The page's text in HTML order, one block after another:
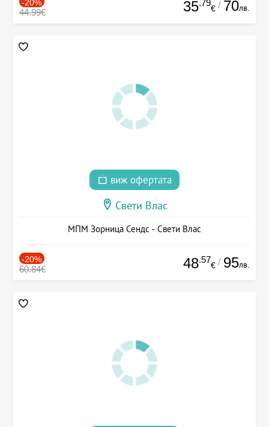
-20%
44.99€ 35.79
€ / 70лв.
виж офертата
Свети Влас
МПМ Зорница Сендс - Свети Влас
-20%
60.84€ 48.57
€ / 95лв.